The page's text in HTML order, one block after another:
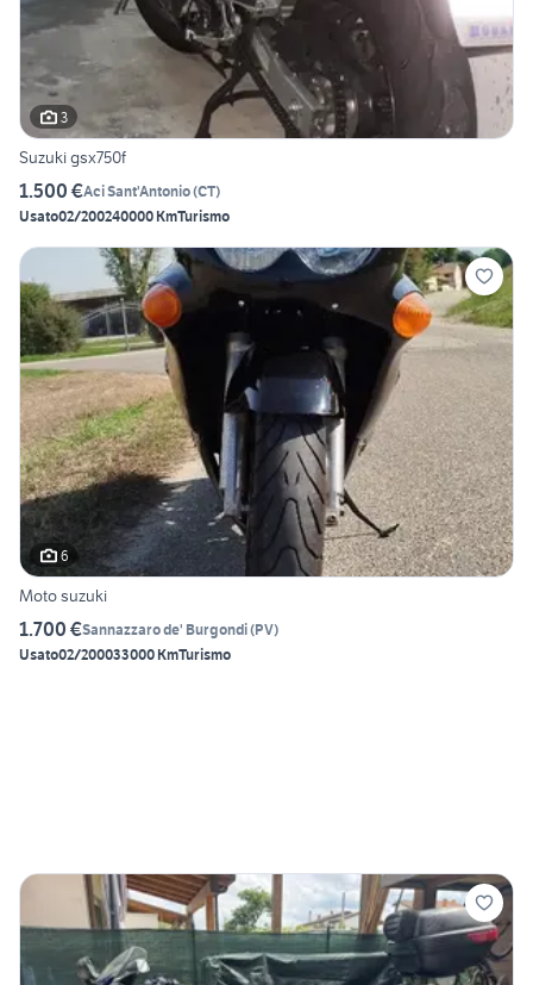
3
Suzuki gsx750f
1.500 €Aci Sant'Antonio(CT)
Usato02/200240000 KmTurismo
6
Moto suzuki
1.700 €Sannazzaro de' Burgondi(PV)
Usato02/200033000 KmTurismo